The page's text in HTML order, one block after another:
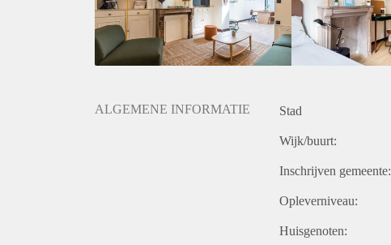
Huisgenoten: Ja
Geslacht huisgenoten: Gemengd
ALGEMENE INFORMATIE Stad
Wijk/buurt:
Inschrijven gemeente:
Opleverniveau:
Huisgenoten: